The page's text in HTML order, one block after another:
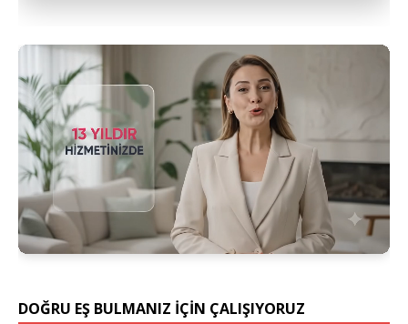
DOĞRU EŞ BULMANIZ İÇİN ÇALIŞIYORUZ